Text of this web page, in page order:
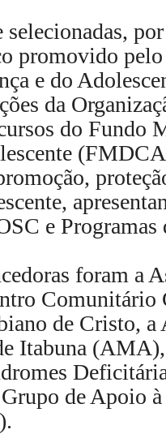
selecionadas,
promovido
e do
da
do Fundo
e Programas
foram a
Comunitário
de Cristo, a
Itabuna (AMA),
de Apoio